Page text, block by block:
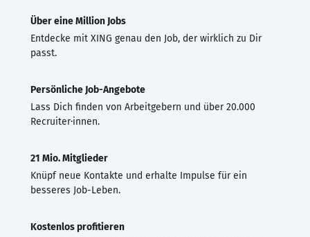
Über eine Million Jobs
Entdecke mit XING genau den Job, der wirklich zu Dir
passt.
Persönliche Job-Angebote
Lass Dich finden von Arbeitgebern und über 20.000
Recruiter·innen.
21 Mio. Mitglieder
Knüpf neue Kontakte und erhalte Impulse für ein
besseres Job-Leben.
Kostenlos profitieren